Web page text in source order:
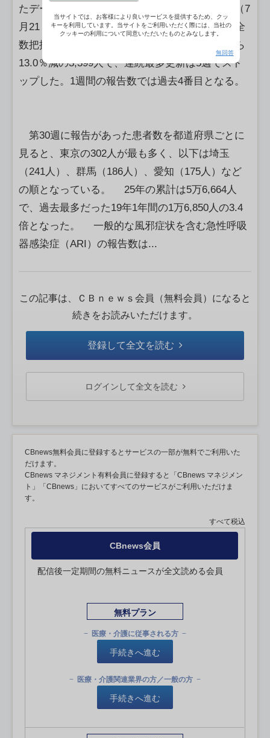
たデータによると、全国の医療機関から第30週（7
月21－27日）に報告された百日咳の患者数は、全
数把握を開始した2018年以降最多だった前週から
13.0％減の3,399人で、連続最多更新は5週でスト
ップした。1週間の報告数では過去4番目となる。
第30週に報告があった患者数を都道府県ごとに
見ると、東京の302人が最も多く、以下は埼玉
（241人）、群馬（186人）、愛知（175人）など
の順となっている。 25年の累計は5万6,664人
で、過去最多だった19年1年間の1万6,850人の3.4
倍となった。 一般的な風邪症状を含む急性呼吸
器感染症（ARI）の報告数は...
この記事は、ＣＢｎｅｗｓ会員（無料会員）になると
続きをお読みいただけます。
登録して全文を読む
ログインして全文を読む
CBnews無料会員に登録するとサービスの一部が無料でご利用いた
だけます。
CBnews マネジメント有料会員に登録すると「CBnews マネジメン
ト」「CBnews」においてすべてのサービスがご利用いただけま
す。
すべて税込
CBnews会員
配信後一定期間の無料ニュースが全文読める会員
無料プラン
医療・介護に従事される方
手続きへ進む
医療・介護関連業界の方／一般の方
手続きへ進む
当サイトでは、お客様により良いサービスを提供するため、クッ
キーを利用しています。当サイトをご利用いただく際には、当社の
クッキーの利用について同意いただいたものとみなします。
無回答